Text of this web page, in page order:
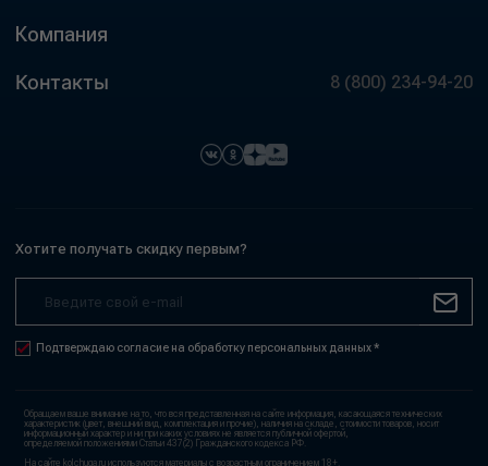
Компания
Контакты 8 (800) 234-94-20
Хотите получать скидку первым?
Подтверждаю согласие на обработку персональных данных *
Обращаем ваше внимание на то, что вся представленная на сайте информация, касающаяся технических
характеристик (цвет, внешний вид, комплектация и прочие), наличия на складе, стоимости товаров, носит
информационный характер и ни при каких условиях не является публичной офертой,
определяемой положениями Статьи 437(2) Гражданского кодекса РФ.
На сайте kolchuga.ru используются материалы с возрастным ограничением 18+.